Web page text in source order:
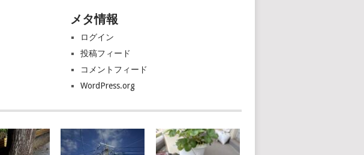
イ
メタ情報
ログイン
投稿フィード
コメントフィード
WordPress.org